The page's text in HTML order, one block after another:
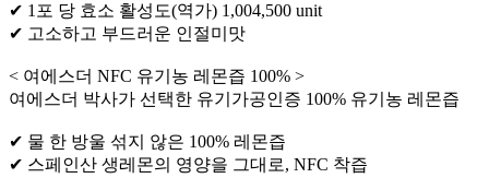
✔ 1포 당 효소 활성도(역가) 1,004,500 unit
✔ 고소하고 부드러운 인절미맛
< 여에스더 NFC 유기농 레몬즙 100% >
여에스더 박사가 선택한 유기가공인증 100% 유기농 레몬즙
✔ 물 한 방울 섞지 않은 100% 레몬즙
✔ 스페인산 생레몬의 영양을 그대로, NFC 착즙